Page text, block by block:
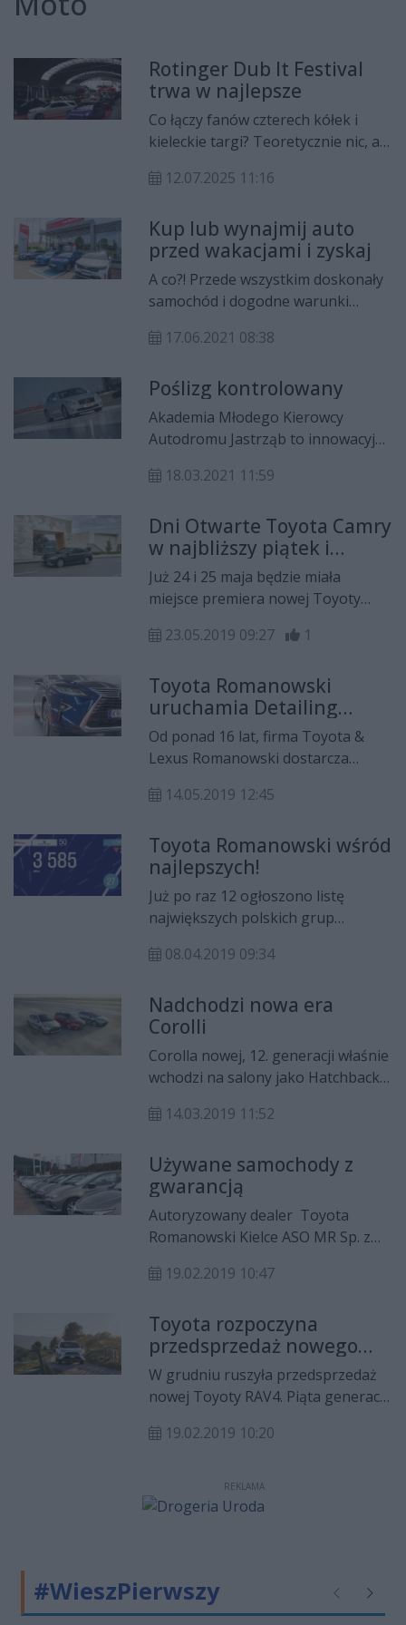
Rotinger Dub It Festival
trwa w najlepsze
Co łączy fanów czterech kółek i
kieleckie targi? Teoretycznie nic, ale
motoryzacji będą mieli okazję
samochodowej — wszystko za
sprawą trwającego Rotinger Dub It
Festival.
12.07.2025 11:16
Kup lub wynajmij auto
przed wakacjami i zyskaj
A co?! Przede wszystkim doskonały
samochód i dogodne warunki
prostsze i łatwiej dostępne niż
spieszyć, bo takie warunki czekają
tylko do końca czerwca!
17.06.2021 08:38
Poślizg kontrolowany
Akademia Młodego Kierowcy
Autodromu Jastrząb to innowacyjny
dla kierowców, którzy uzyskali
nie dalej jak w przeciągu ostatnich
3 lat. Celem tej inicjatywy jest
zapewnienie początkującym
kierowcom dodatkowych godzin
nauki jazdy w warunkach
specjalnych, które są niezbędne do
i doświadczenia w bezpiecznym
kierowaniu pojazdem. Pierwsza
edycja Akademii zaplanowana
została na niedzielę, 21 marca.
18.03.2021 11:59
Dni Otwarte Toyota Camry
w najbliższy piątek i
sobotę w salonie Toyota
Romanowski
Już 24 i 25 maja będzie miała
miejsce premiera nowej Toyoty
23.05.2019 09:27 1
Toyota Romanowski
uruchamia Detailing
samochodowy
Od ponad 16 lat, firma Toyota &
Lexus Romanowski dostarcza
rynek kielecki. Przez te wszystkie
wychodzi naprzeciw rosnącym
oczekiwaniom swoich klientów.
14.05.2019 12:45
Toyota Romanowski wśród
najlepszych!
Już po raz 12 ogłoszono listę
największych polskich grup
samochodów. Toyota Romanowski
08.04.2019 09:34
Nadchodzi nowa era
Corolli
Corolla nowej, 12. generacji właśnie
wchodzi na salony jako Hatchback,
podstawowym wyposażeniu
technologie i elementy
zwiększające komfort.
14.03.2019 11:52
Używane samochody z
gwarancją
Autoryzowany dealer Toyota
Romanowski Kielce ASO MR Sp. z
oczekiwaniom klientów, pragnie
Salonu Samochodów Używanych –
Romanowski Używane.
19.02.2019 10:47
Toyota rozpoczyna
przedsprzedaż nowego
RAV4
W grudniu ruszyła przedsprzedaż
nowej Toyoty RAV4. Piąta generacja
napędem hybrydowym i silnikiem
Hybrid w bogato wyposażonej
wersji Selection z dwukolorowym
19.02.2019 10:20
REKLAMA
#WieszPierwszy Poprzednie